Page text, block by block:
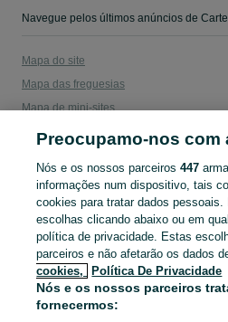
Mapa do site
Mapa das freguesias
Mapa de mini-sites
Pesquisas populares
Preocupamo-nos com
Nós e os nossos parceiros447
informações num dispositivo, tais
cookies para tratar dados
escolhas clicando abaixo ou em
política de privacidade. Estas
parceiros e não afetarão os dados
cookies,
Política De Privacidade
Nós e os nossos parceiros
fornecermos: